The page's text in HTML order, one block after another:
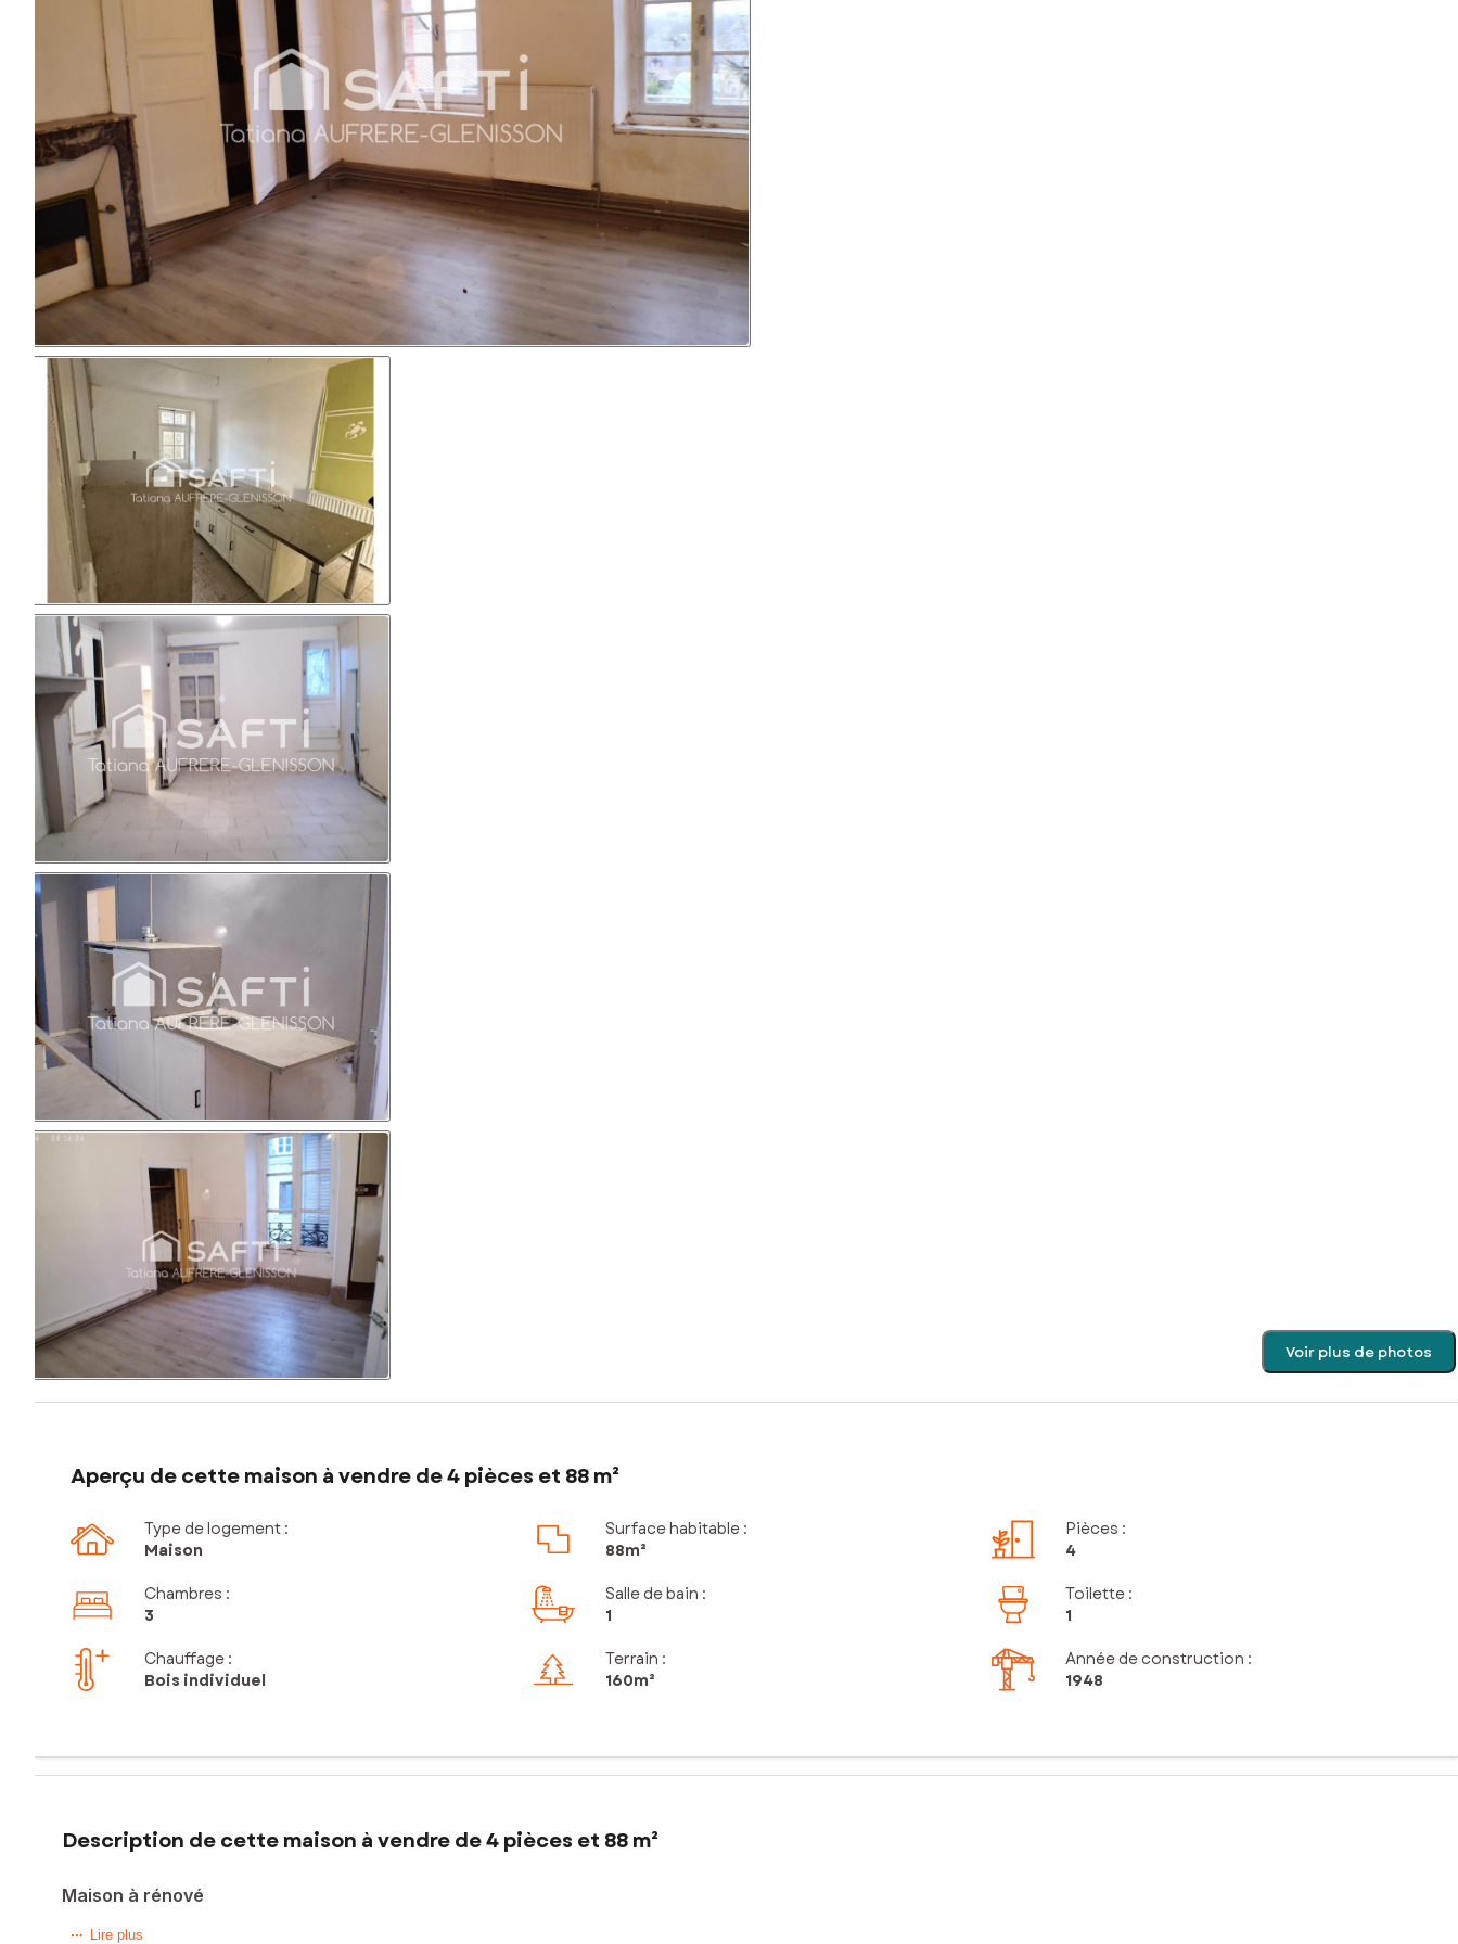
Voir plus de photos
Aperçu de cette maison à vendre de 4 pièces et 88 m²
Type de logement :
Maison
Surface habitable :
88m²
Pièces :
4
Chambres :
3
Salle de bain :
1
Toilette :
1
Chauffage :
Bois individuel
Terrain :
160m²
Année de construction :
1948
Description de cette maison à vendre de 4 pièces et 88 m²
Maison à rénové
Située dans la charmante commune de Le Grand-Bourg (23240), cette maison de bourg mitoyenne offre un cadre de vie paisible, proche des commodités locales. Cette localité, réputée
Lire plus